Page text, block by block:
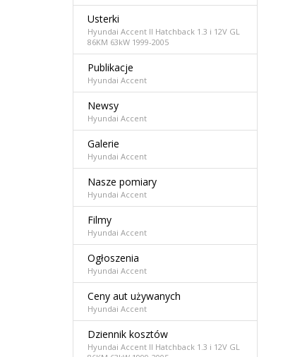
Usterki
Hyundai Accent II Hatchback 1.3 i 12V GL
86KM 63kW 1999-2005
Publikacje
Hyundai Accent
Newsy
Hyundai Accent
Galerie
Hyundai Accent
Nasze pomiary
Hyundai Accent
Filmy
Hyundai Accent
Ogłoszenia
Hyundai Accent
Ceny aut używanych
Hyundai Accent
Dziennik kosztów
Hyundai Accent II Hatchback 1.3 i 12V GL